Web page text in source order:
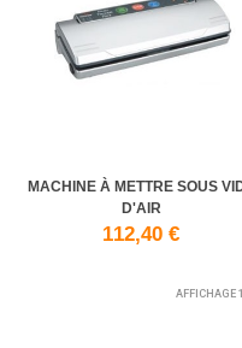
MACHINE À METTRE SOUS
D'AIR
112,40 €
AFFICHAGE